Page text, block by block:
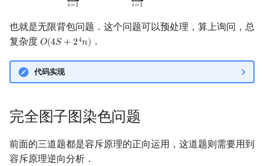
𝑖=1 𝑖=1
也就是无限背包问题．这个问题可以预处理，算上询问，总
复杂度 𝑂(4𝑆 +24𝑛)
O(4S+ 24n) ．
代码实现
完全图子图染色问题
前面的三道题都是容斥原理的正向运用，这道题则需要用到
容斥原理逆向分析．